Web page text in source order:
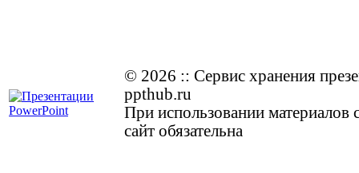
© 2026 :: Cервис хранения
ppthub.ru
При использовании материалов
сайт обязательна